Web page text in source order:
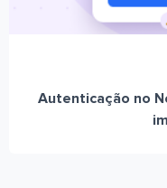
Autenticação no